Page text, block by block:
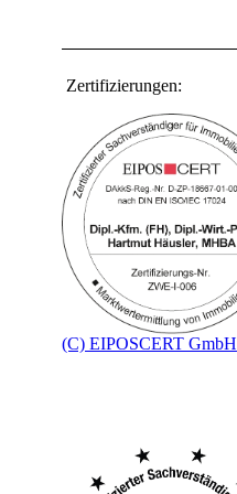
Zertifizierungen:
(C) EIPOSCERT GmbH